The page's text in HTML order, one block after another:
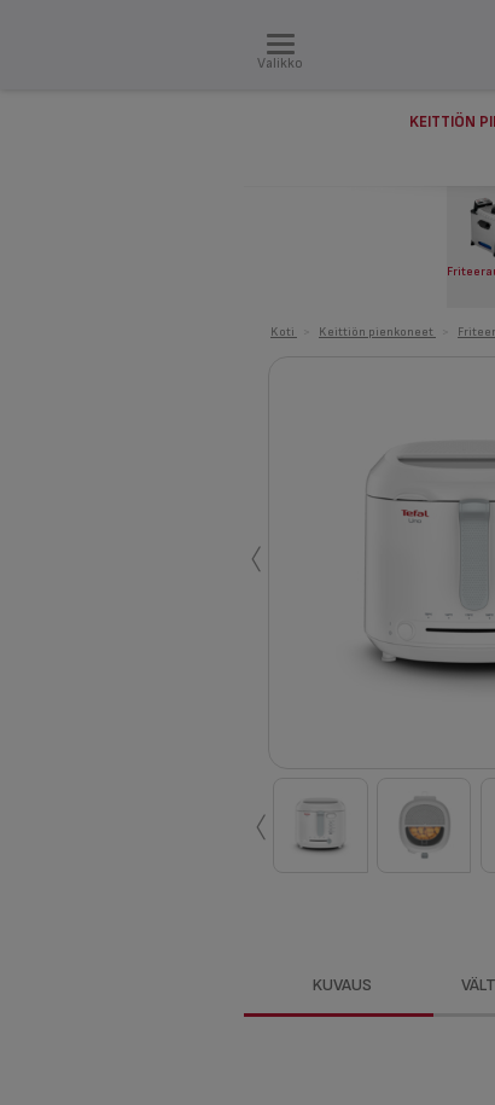
Valikko
KEITTIÖN
Koti Keittiön pienkoneet
‹
‹
KUVAUS